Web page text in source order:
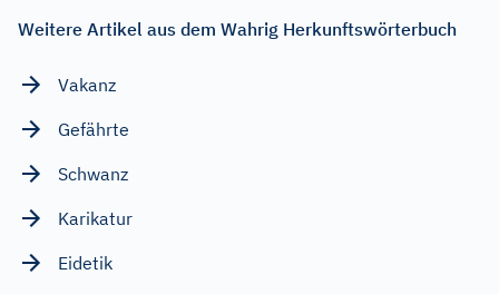
Weitere Artikel aus dem Wahrig Herkunftswörterbuch
Vakanz
Gefährte
Schwanz
Karikatur
Eidetik